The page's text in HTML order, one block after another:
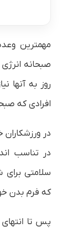
مهمترین
صبحانه
روز به آنها
افرادی که
در ورزشکاران
در تناسب
سلامتی
که فرم بدن
پس تا انتهای